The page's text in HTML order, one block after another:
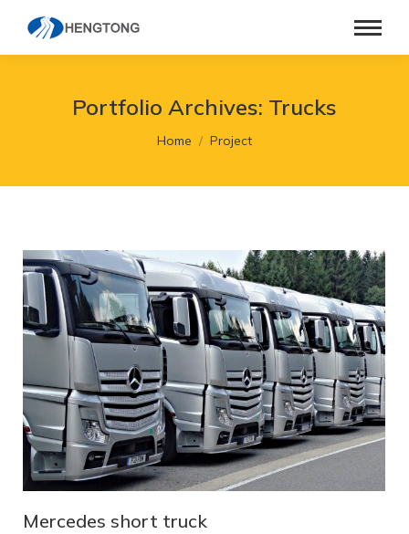
Portfolio Archives: Trucks
You are here:
Home Project
Mercedes short truck